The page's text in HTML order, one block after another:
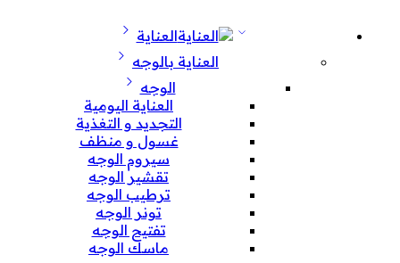
العناية
العناية بالوجه
الوجه
العناية اليومية
التجديد و التغذية
غسول و منظف
سيروم الوجه
تقشير الوجه
ترطيب الوجه
تونر الوجه
تفتيح الوجه
ماسك الوجه